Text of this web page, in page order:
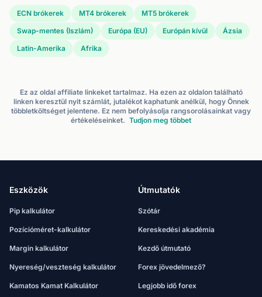
ECN brókerek MT4 brókerek
MT5 brókerek
Swap-mentes (Iszlám)
Európa (EU) Európán kívül
Ázsia
Latin-Amerika
Afrika
Ez az oldal affiliate linkeket tartalmaz. Ha ezen az oldalon található
linken keresztül nyit számlát, jutalékot kaphatunk anélkül, hogy Önnek
többletköltséget jelentene. Ez nem befolyásolja rangsorolásainkat vagy
értékeléseinket. Tudjon meg többet
Eszközök
Pip kalkulátor
Pozícióméret-kalkulátor
Margin kalkulátor
Nyereség/veszteség kalkulátor
Kamatos Kamat Kalkulátor
Útmutatók
Szótár
Kereskedési akadémia
Kezdő útmutató
Forex jövedelmező?
Legjobb idő forex